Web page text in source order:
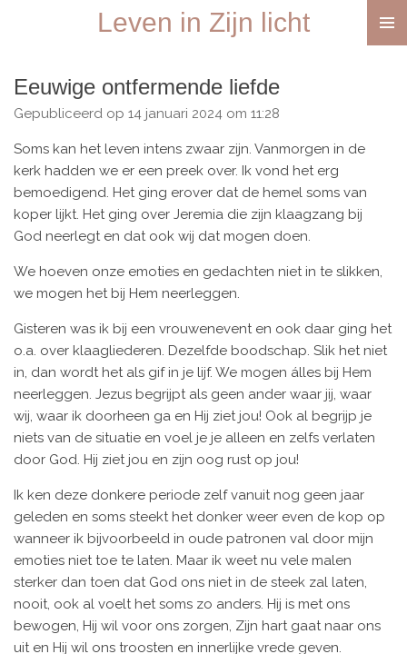
de
hoofdinhoud
Leven in Zijn licht
Eeuwige ontfermende liefde
Gepubliceerd op 14 januari 2024 om 11:28
Soms kan het leven intens zwaar zijn. Vanmorgen in de
kerk hadden we er een preek over. Ik vond het erg
bemoedigend. Het ging erover dat de hemel soms van
koper lijkt. Het ging over Jeremia die zijn klaagzang bij
God neerlegt en dat ook wij dat mogen doen.
We hoeven onze emoties en gedachten niet in te slikken,
we mogen het bij Hem neerleggen.
Gisteren was ik bij een vrouwenevent en ook daar ging het
o.a. over klaagliederen. Dezelfde boodschap. Slik het niet
in, dan wordt het als gif in je lijf. We mogen álles bij Hem
neerleggen. Jezus begrijpt als geen ander waar jij, waar
wij, waar ik doorheen ga en Hij ziet jou! Ook al begrijp je
niets van de situatie en voel je je alleen en zelfs verlaten
door God. Hij ziet jou en zijn oog rust op jou!
Ik ken deze donkere periode zelf vanuit nog geen jaar
geleden en soms steekt het donker weer even de kop op
wanneer ik bijvoorbeeld in oude patronen val door mijn
emoties niet toe te laten. Maar ik weet nu vele malen
sterker dan toen dat God ons niet in de steek zal laten,
nooit, ook al voelt het soms zo anders. Hij is met ons
bewogen, Hij wil voor ons zorgen, Zijn hart gaat naar ons
uit en Hij wil ons troosten en innerlijke vrede geven.